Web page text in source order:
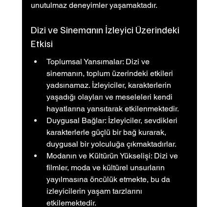
unutulmaz deneyimler yaşamaktadır.
Dizi ve Sinemanın İzleyici Üzerindeki
Etkisi
Toplumsal Yansımalar: Dizi ve
sinemanın, toplum üzerindeki etkileri
yadsınamaz. İzleyiciler, karakterlerin
yaşadığı olayları ve meseleleri kendi
hayatlarına yansıtarak etkilenmektedir.
Duygusal Bağlar: İzleyiciler, sevdikleri
karakterlerle güçlü bir bağ kurarak,
duygusal bir yolculuğa çıkmaktadırlar.
Modanın ve Kültürün Yükselişi: Dizi ve
filmler, moda ve kültürel unsurların
yayılmasına öncülük etmekte, bu da
izleyicilerin yaşam tarzlarını
etkilemektedir.